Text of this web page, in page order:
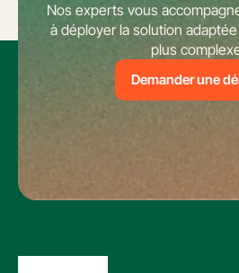
Nos experts vous
à déployer la solution
plus
Demander une